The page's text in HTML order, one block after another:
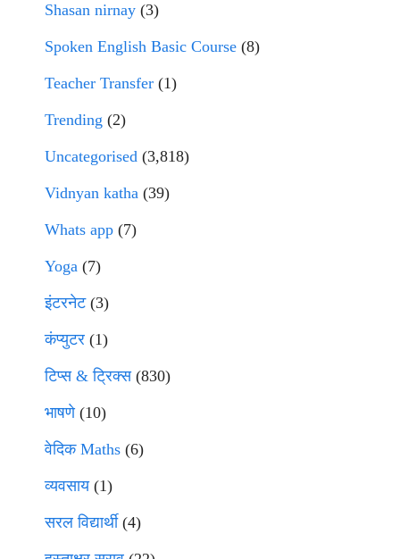
Shasan nirnay (3)
Spoken English Basic Course (8)
Teacher Transfer (1)
Trending (2)
Uncategorised (3,818)
Vidnyan katha (39)
Whats app (7)
Yoga (7)
इंटरनेट(3)
कंप्युटर (1)
टिप्स & ट्रिक्स(830)
भाषणे(10)
वेदिक Maths (6)
व्यवसाय(1)
सरल विद्यार्थी(4)